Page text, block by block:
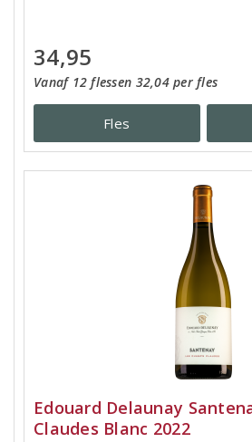
34,95
Vanaf 12 flessen 32,04 per fles
Fles
Edouard Delaunay
Claudes Blanc 2022